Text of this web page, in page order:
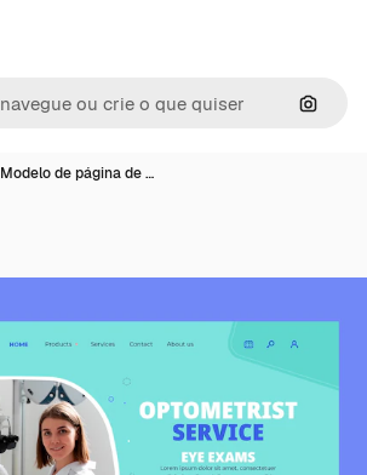
Modelo de página de …